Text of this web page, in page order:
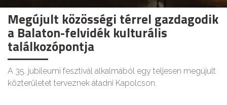
Megújult közösségi térrel gazdagodik
a Balaton-felvidék kulturális
találkozópontja
A 35. jubileumi fesztivál alkalmából egy teljesen megújult
közterületet terveznek átadni Kapolcson.